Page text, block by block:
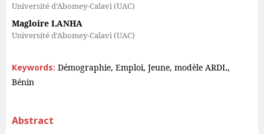
Université d’Abomey-Calavi (UAC)
Magloire LANHA
Université d’Abomey-Calavi (UAC)
Keywords: Démographie, Emploi, Jeune, modèle ARDL,
Bénin
Abstract